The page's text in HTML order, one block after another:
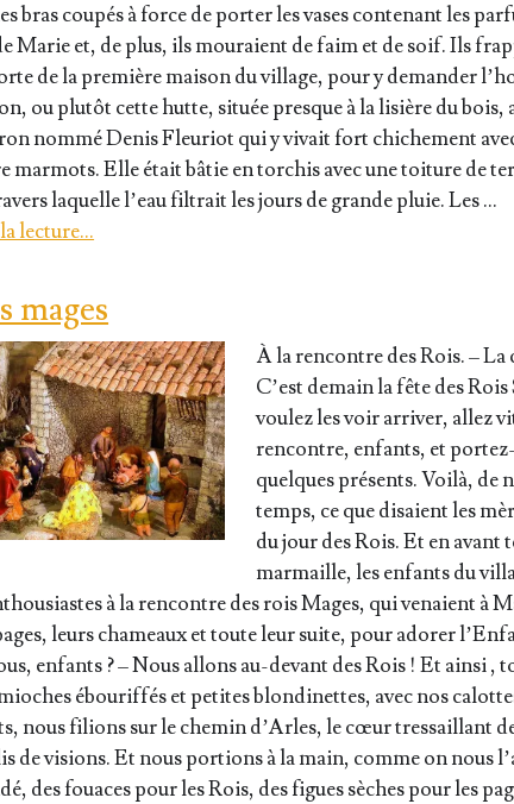
bras cou­pés à force de por­ter les vases conte­nant les
Marie et, de plus, ils mou­raient de faim et de soif. Ils
de la pre­mière mai­son du vil­lage, pour y deman­der
ou plu­tôt cette hutte, située presque à la lisière du bois,
nom­mé Denis Fleu­riot qui y vivait fort chi­che­ment
mar­mots. Elle était bâtie en tor­chis avec une toi­ture de
laquelle l’eau fil­trait les jours de grande pluie. Les …
lec­ture…
mages
À la ren­contre des Rois. – La
C’est demain la fête des Rois
vou­lez les voir arri­ver, allez
ren­contre, enfants, et
quelques pré­sents. Voi­là, de
temps, ce que disaient les
du jour des Rois. Et en avant
mar­maille, les enfants du
à la ren­contre des rois Mages, qui venaient à
leurs cha­meaux et toute leur suite, pour ado­rer
enfants ? – Nous allons au-devant des Rois ! Et ain­si ,
ébou­rif­fés et petites blon­di­nettes, avec nos
nous filions sur le che­min d’Arles, le cœur tres­saillant
de visions. Et nous por­tions à la main, comme on nous
des fouaces pour les Rois, des figues sèches pour les